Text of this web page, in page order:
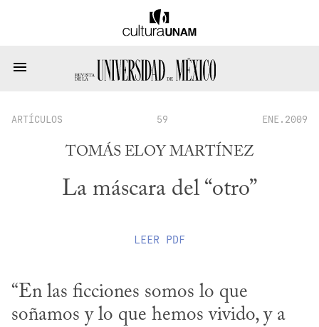
ARTÍCULOS 59 ENE.2009
TOMÁS ELOY MARTÍNEZ
La máscara del “otro”
LEER PDF
“En las ficciones somos lo que
soñamos y lo que hemos vivido, y a